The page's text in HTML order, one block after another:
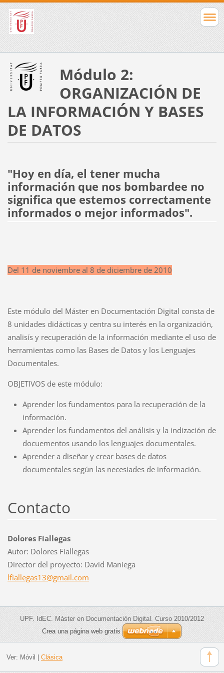
Módulo 2:
ORGANIZACIÓN DE
LA INFORMACIÓN Y BASES
DE DATOS
"Hoy en día, el tener mucha
información que nos bombardee no
significa que estemos correctamente
informados o mejor informados".
Del 11 de noviembre al 8 de diciembre de 2010
Este módulo del Máster en Documentación Digital consta de
8 unidades didácticas y centra su interés en la organización,
analisís y recuperación de la información mediante el uso de
herramientas como las Bases de Datos y los Lenguajes
Documentales.
OBJETIVOS de este módulo:
Aprender los fundamentos para la recuperación de la
información.
Aprender los fundamentos del análisis y la indización de
docuementos usando los lenguajes documentales.
Aprender a diseñar y crear bases de datos
documentales según las necesiades de información.
Contacto
Dolores Fiallegas
Autor: Dolores Fiallegas
Director del proyecto: David Maniega
lfiallegas13@gmail.com
UPF. IdEC. Máster en Documentación Digital. Curso 2010/2012
Crea una página web gratis
Ver: Móvil Clásica